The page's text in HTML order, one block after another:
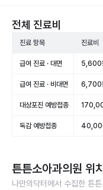
전체 진료비
진료 항목 진료비
급여 진료 · 대면 5,600
급여 진료 · 비대면 6,700
대상포진 예방접종
독감 예방접종
튼튼소아과의원 위
나만의닥터에서 수집한 튼